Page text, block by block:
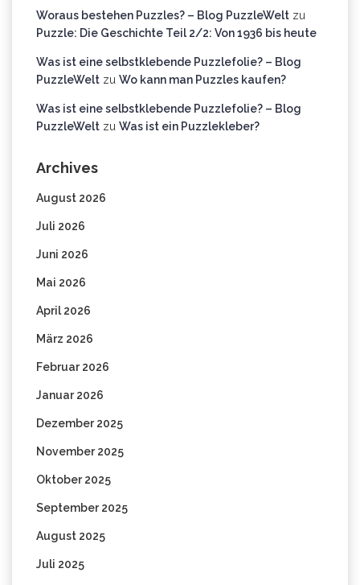
Woraus bestehen Puzzles? – Blog PuzzleWelt zu
Puzzle: Die Geschichte Teil 2/2: Von 1936 bis heute
Was ist eine selbstklebende Puzzlefolie? – Blog
PuzzleWelt zu Wo kann man Puzzles kaufen?
Was ist eine selbstklebende Puzzlefolie? – Blog
PuzzleWelt zu Was ist ein Puzzlekleber?
Archives
August 2026
Juli 2026
Juni 2026
Mai 2026
April 2026
März 2026
Februar 2026
Januar 2026
Dezember 2025
November 2025
Oktober 2025
September 2025
August 2025
Juli 2025